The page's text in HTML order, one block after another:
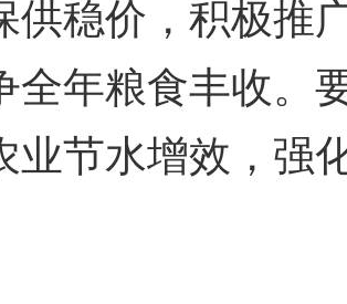
供稳价，积极推
全年粮食丰收。
业节水增效，强